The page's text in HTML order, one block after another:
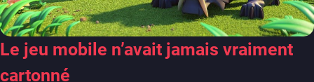
Le jeu mobile n’avait jamais vraiment
cartonné